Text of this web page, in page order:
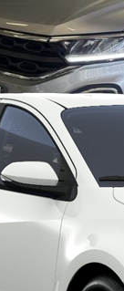
Araç özellikleri